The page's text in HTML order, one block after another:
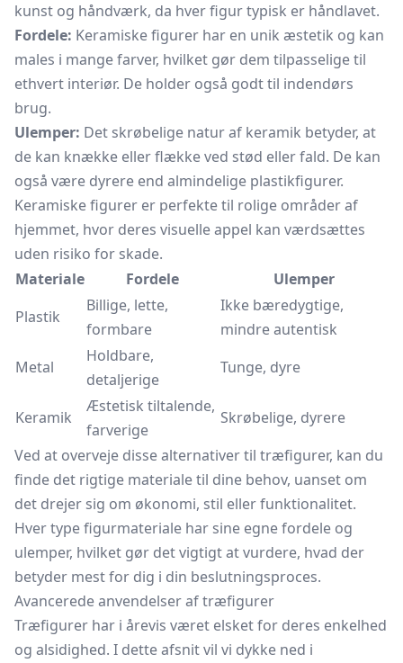
kunst og håndværk, da hver figur typisk er håndlavet.
Fordele: Keramiske figurer har en unik æstetik og kan
males i mange farver, hvilket gør dem tilpasselige til
ethvert interiør. De holder også godt til indendørs
brug.
Ulemper: Det skrøbelige natur af keramik betyder, at
de kan knække eller flække ved stød eller fald. De kan
også være dyrere end almindelige plastikfigurer.
Keramiske figurer er perfekte til rolige områder af
hjemmet, hvor deres visuelle appel kan værdsættes
uden risiko for skade.
Materiale
Fordele
Ulemper
Plastik
Billige, lette,
formbare
Ikke bæredygtige,
mindre autentisk
Metal
Holdbare,
detaljerige
Tunge, dyre
Keramik
Æstetisk tiltalende,
farverige
Skrøbelige, dyrere
Ved at overveje disse alternativer til træfigurer, kan du
finde det rigtige materiale til dine behov, uanset om
det drejer sig om økonomi, stil eller funktionalitet.
Hver type figurmateriale har sine egne fordele og
ulemper, hvilket gør det vigtigt at vurdere, hvad der
betyder mest for dig i din beslutningsproces.
Avancerede anvendelser af træfigurer
Træfigurer har i årevis været elsket for deres enkelhed
og alsidighed. I dette afsnit vil vi dykke ned i